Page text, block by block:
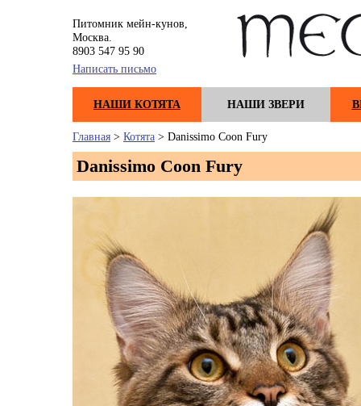
Питомник мейн-кунов,
Москва.
8903 547 95 90
Написать письмо
НАШИ КОТЯТА НАШИ ЗВЕРИ
Главная > Котята > Danissimo Coon Fury
Danissimo Coon Fury